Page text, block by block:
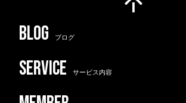
ブログ
サービス内容